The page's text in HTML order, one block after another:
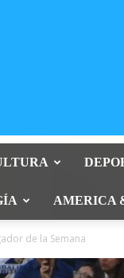
AMERICA
de la Semana